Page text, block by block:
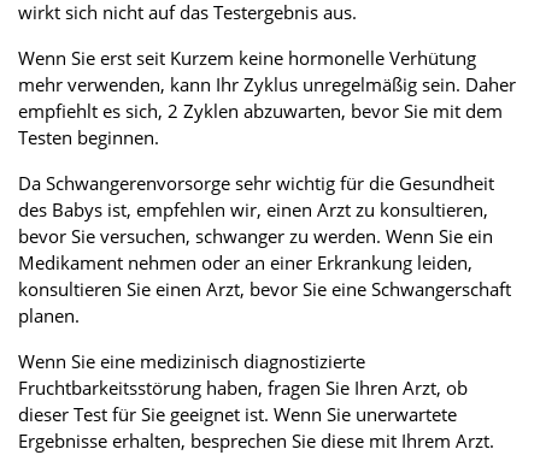
wirkt sich nicht auf das Testergebnis aus.
Wenn Sie erst seit Kurzem keine hormonelle Verhütung
mehr verwenden, kann Ihr Zyklus unregelmäßig sein. Daher
empfiehlt es sich, 2 Zyklen abzuwarten, bevor Sie mit dem
Testen beginnen.
Da Schwangerenvorsorge sehr wichtig für die Gesundheit
des Babys ist, empfehlen wir, einen Arzt zu konsultieren,
bevor Sie versuchen, schwanger zu werden. Wenn Sie ein
Medikament nehmen oder an einer Erkrankung leiden,
konsultieren Sie einen Arzt, bevor Sie eine Schwangerschaft
planen.
Wenn Sie eine medizinisch diagnostizierte
Fruchtbarkeitsstörung haben, fragen Sie Ihren Arzt, ob
dieser Test für Sie geeignet ist. Wenn Sie unerwartete
Ergebnisse erhalten, besprechen Sie diese mit Ihrem Arzt.